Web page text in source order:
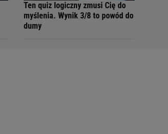
Ten quiz logiczny zmusi Cię do
myślenia. Wynik 3/8 to powód do
dumy